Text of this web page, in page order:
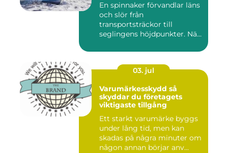
En spinnaker förvandlar läns
och slör från
transportsträckor till
seglingens höjdpunkter. När
03. jul
Varumärkesskydd så
skyddar du företagets
viktigaste tillgång
Ett starkt varumärke byggs
under lång tid, men kan
skadas på några minuter om
någon annan börjar anv...